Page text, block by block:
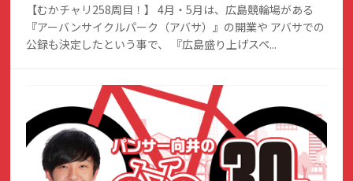
【むかチャリ258周目！】 4月・5月は、広島競輪場がある
『アーバンサイクルパーク（アバサ）』の開業や アバサでの
公録も決定したという事で、 『広島盛り上げスペ...